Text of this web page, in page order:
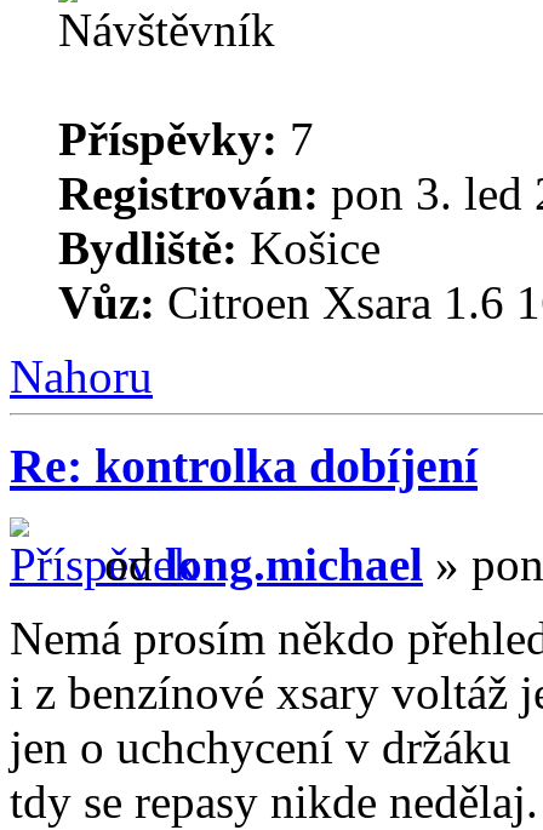
Příspěvky: 7
Registrován: pon 3. led
Bydliště: Košice
Vůz: Citroen Xsara 1.6
Nahoru
Re: kontrolka dobíjení
odlong.michael »
Nemá prosím někdo
i z benzínové xsary voltáž
jen o uchchycení v držáku
tdy se repasy nikde nedělaj.